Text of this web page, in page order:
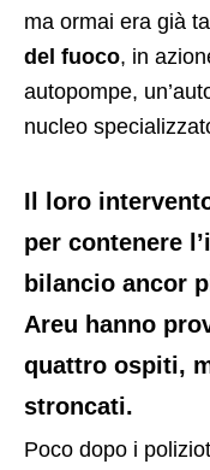
ma ormai era già
del fuoco, in
autopompe,
nucleo
Il loro
per contenere
bilancio ancor
Areu hanno
quattro ospiti,
stroncati.
Poco dopo i